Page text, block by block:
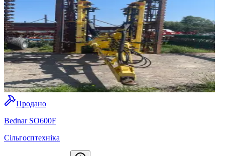
Продано
Bednar SO600F
Сільгосптехніка